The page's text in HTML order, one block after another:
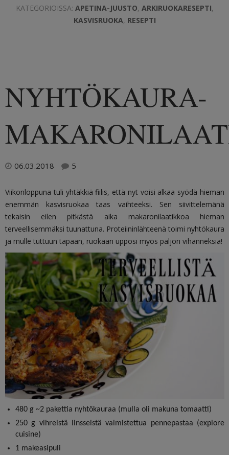
KATEGORIOISSA:APETINA-JUUSTO,ARKIRUOKARESEPTI,
KASVISRUOKA, RESEPTI
NYHTÖKAURA-
06.03.2018 5
Viikonloppuna tuli yhtäkkiä fiilis, että nyt voisi alkaa syödä hieman
enemmän kasvisruokaa taas vaihteeksi. Sen siivittelemänä
tekaisin eilen pitkästä aika makaronilaatikkoa hieman
terveellisemmäksi tuunattuna. Proteiininlähteenä toimi nyhtökaura
ja mulle tuttuun tapaan, ruokaan upposi myös paljon vihanneksia!
480 g ~2 pakettia nyhtökauraa (mulla oli makuna tomaatti)
250 g vihreistä linsseistä valmistettua pennepastaa (explore
cuisine)
1 makeasipuli